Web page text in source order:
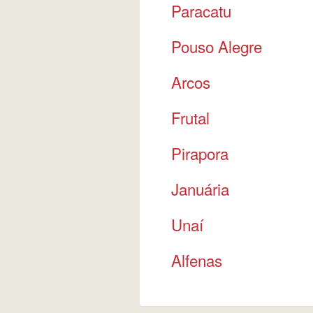
Paracatu
Pouso Alegre
Arcos
Frutal
Pirapora
Januária
Unaí
Alfenas